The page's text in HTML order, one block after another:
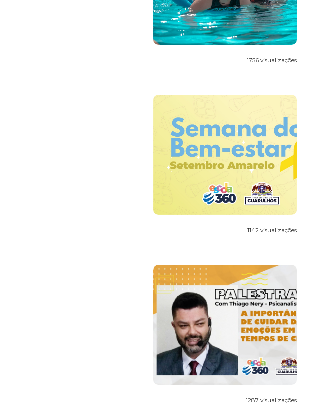
1756 visualizações
1142 visualizações
1287 visualizações